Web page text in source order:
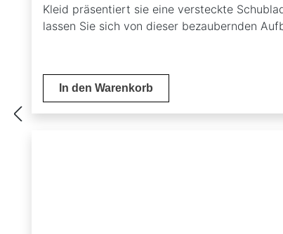
Kleid präsentiert sie eine versteckte
lassen Sie sich von dieser bezaubernden
Sammlung etwas Besonderes hinzu und
In den Warenkorb